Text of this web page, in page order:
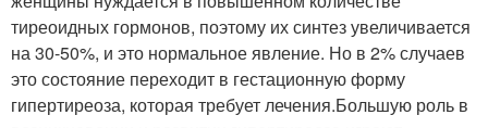
тиреоидных гормонов, поэтому их синтез увеличивается
на 30-50%, и это нормальное явление. Но в 2% случаев
это состояние переходит в гестационную форму
гипертиреоза, которая требует лечения.Большую роль в